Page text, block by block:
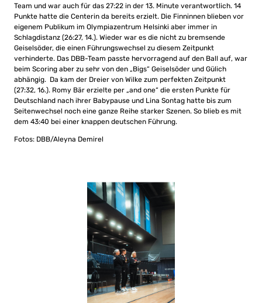
Team und war auch für das 27:22 in der 13. Minute verantwortlich. 14
Punkte hatte die Centerin da bereits erzielt. Die Finninnen blieben vor
eigenem Publikum im Olympiazentrum Helsinki aber immer in
Schlagdistanz (26:27, 14.). Wieder war es die nicht zu bremsende
Geiselsöder, die einen Führungswechsel zu diesem Zeitpunkt
verhinderte. Das DBB-Team passte hervorragend auf den Ball auf, war
beim Scoring aber zu sehr von den „Bigs“ Geiselsöder und Gülich
abhängig. Da kam der Dreier von Wilke zum perfekten Zeitpunkt
(27:32, 16.). Romy Bär erzielte per „and one“ die ersten Punkte für
Deutschland nach ihrer Babypause und Lina Sontag hatte bis zum
Seitenwechsel noch eine ganze Reihe starker Szenen. So blieb es mit
dem 43:40 bei einer knappen deutschen Führung.
Fotos: DBB/Aleyna Demirel